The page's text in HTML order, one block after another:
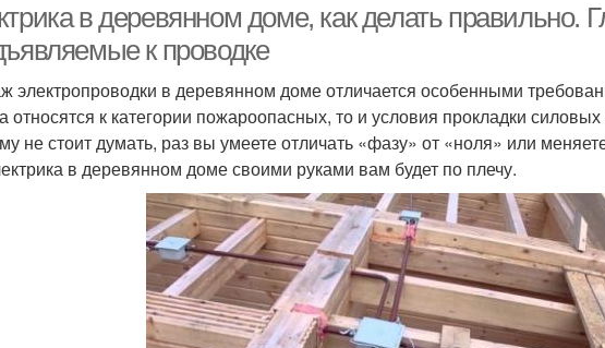
в деревянном доме, как делать правильно.
к проводке
электропроводки в деревянном доме отличается особенными
относятся к категории пожароопасных, то и условия прокладки
не стоит думать, раз вы умеете отличать «фазу» от «ноля» или
в деревянном доме своими руками вам будет по плечу.